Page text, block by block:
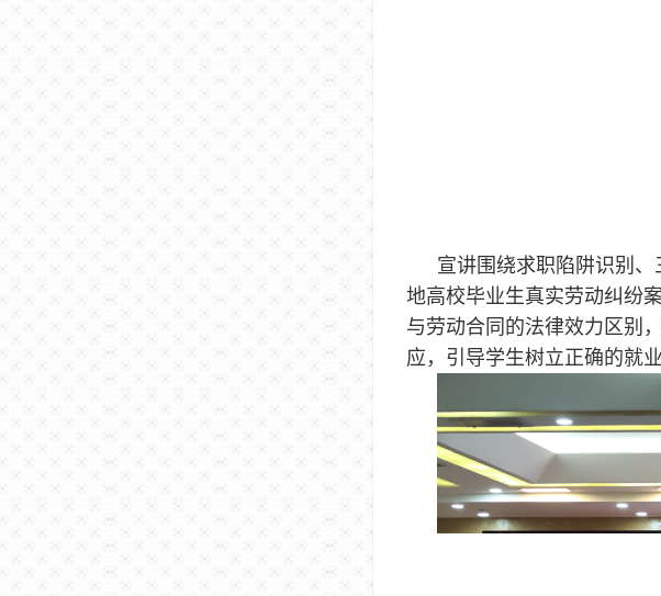
宣讲围绕求职陷阱识别
地高校毕业生真实劳动纠纷
与劳动合同的法律效力区别
应，引导学生树立正确的就